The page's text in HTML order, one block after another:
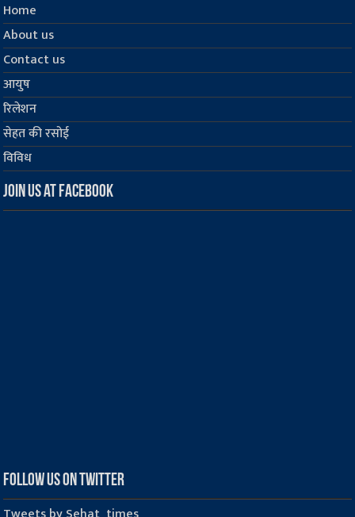
Home
About us
Contact us
आयुष
रिलेशन
सेहत की रसोई
विविध
Join us at Facebook
Follow us on Twitter